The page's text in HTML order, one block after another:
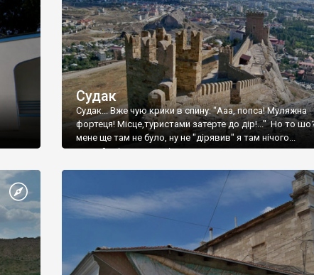
Судак
Судак... Вже чую крики в спину: "Ааа, попса! Муляжна
фортеця! Місце,туристами затерте до дір!..." Но то
мене ще там не було, ну не "дірявив" я там нічого...
принаймні до цього літа.